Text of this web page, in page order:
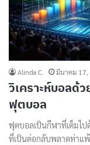
Alinda C. มีนาคม 17,
วิเคราะห์บอลด้
ฟุตบอล
ฟุตบอลเป็นกีฬาที่เต็มไป
ที่เป็นต่อกลับพลาดท่าแ